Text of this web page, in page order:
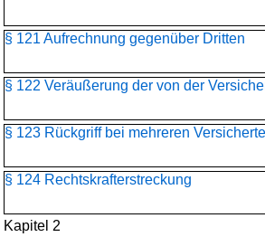
§ 121 Aufrechnung gegenüber Dritten
§ 122 Veräußerung der von der
§ 123 Rückgriff bei mehreren
§ 124 Rechtskrafterstreckung
Kapitel 2